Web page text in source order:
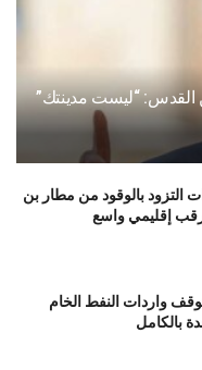
القدس: “ليست مدينتك”
التزود بالوقود من مطار بن
إقليمي واسع
واردات النفط الخام
بالكامل